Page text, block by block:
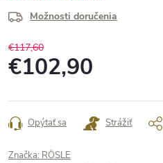
Možnosti doručenia
€117,60
€102,90
cena:
Opýtať sa Strážiť
Značka: RÖSLE